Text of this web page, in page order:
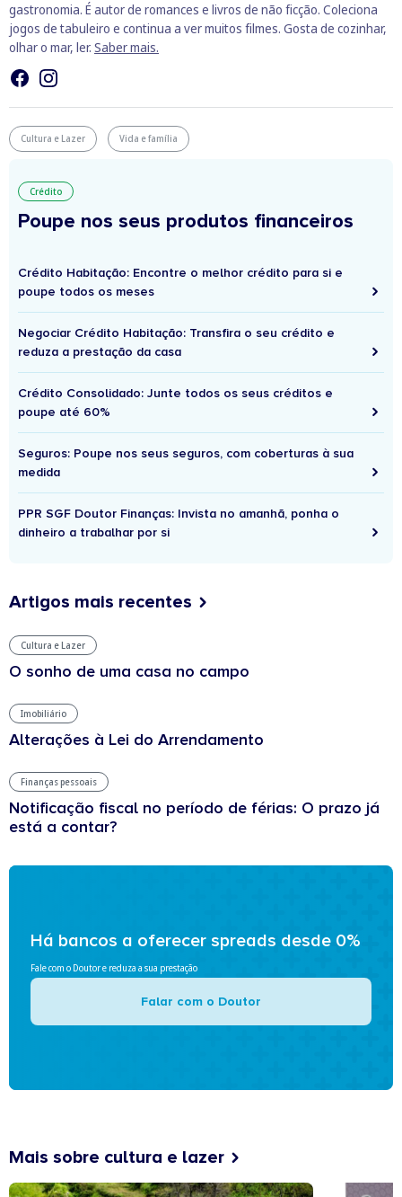
gastronomia. É autor de romances e livros de não ficção. Coleciona
jogos de tabuleiro e continua a ver muitos filmes. Gosta de cozinhar,
olhar o mar, ler. Saber mais.
Cultura e Lazer Vida e família
Crédito
Poupe nos seus produtos financeiros
Crédito Habitação: Encontre o melhor crédito para si e
poupe todos os meses
Negociar Crédito Habitação: Transfira o seu crédito e
reduza a prestação da casa
Crédito Consolidado: Junte todos os seus créditos e
poupe até 60%
Seguros: Poupe nos seus seguros, com coberturas à sua
medida
PPR SGF Doutor Finanças: Invista no amanhã, ponha o
dinheiro a trabalhar por si
Artigos mais recentes
Cultura e Lazer
O sonho de uma casa no campo
Imobiliário
Alterações à Lei do Arrendamento
Finanças pessoais
Notificação fiscal no período de férias: O prazo já
está a contar?
Há bancos a oferecer spreads desde 0%
Fale com o Doutor e reduza a sua prestação
Falar com o Doutor
Mais sobre cultura e lazer